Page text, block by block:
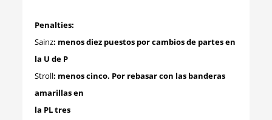
Penalties:
Sainz: menos diez puestos por cambios de partes en
la U de P
Stroll: menos cinco. Por rebasar con las banderas
amarillas en
la PL tres